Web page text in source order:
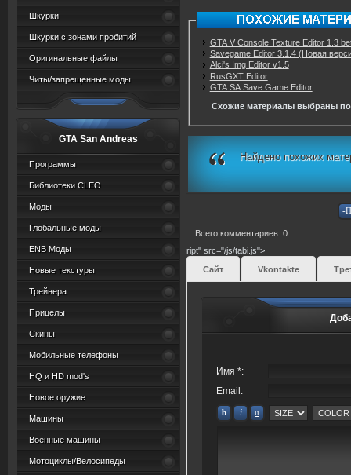
Шкурки
Шкурки с зонами пробитий
Оригинальные файлы
Читы/запрещенные моды
GTA San Andreas
Программы
Библиотеки CLEO
Моды
Глобальные моды
ENB Моды
Новые текстуры
Трейнера
Прицелы
Скины
Мобильные телефоны
HQ и HD mod's
Новое оружие
Машины
Военные машины
Мотоциклы/Велосипеды
GTA V Console Texture Editor 1.3
Savegame Editor 3.1.4 (Новая
Alci's Img Editor v1.5
RusGXT Editor
GTA:SA Save Game Editor
Схожие материалы выбраны по
Найдено похожих
Всего комментариев: 0
ript" src="/js/tabi.js">
Сайт
Vkontakte
Имя *:
Email: